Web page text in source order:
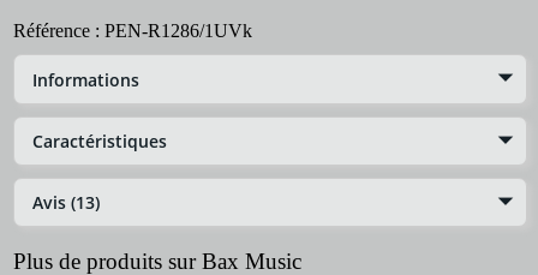
Référence : PEN-R1286/1UVk
Informations
Caractéristiques
Avis (13)
Plus de produits sur Bax Music